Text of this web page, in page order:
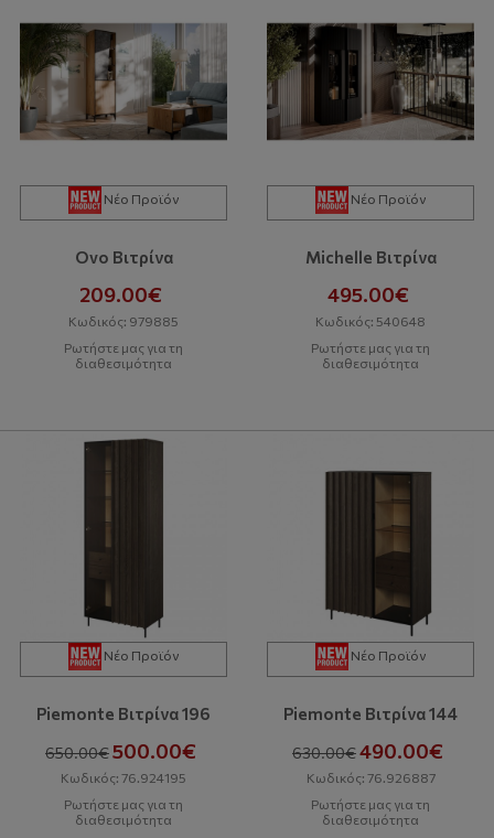
Νέο Προϊόν
Ovo Βιτρίνα
209.00€
Κωδικός: 979885
Ρωτήστε μας για τη
διαθεσιμότητα
Νέο Προϊόν
Michelle Βιτρίνα
495.00€
Κωδικός: 540648
Ρωτήστε μας για τη
διαθεσιμότητα
Νέο Προϊόν
Piemonte Βιτρίνα 196
650.00€500.00€
Κωδικός: 76.924195
Ρωτήστε μας για τη
διαθεσιμότητα
Νέο Προϊόν
Piemonte Βιτρίνα 144
630.00€490.00€
Κωδικός: 76.926887
Ρωτήστε μας για τη
διαθεσιμότητα